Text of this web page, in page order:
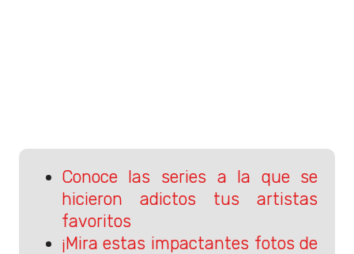
Conoce las series a la que se
hicieron adictos tus artistas
favoritos
¡Mira estas impactantes fotos de